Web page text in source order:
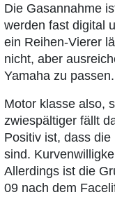
Die Gasannahme
werden fast digital
ein Reihen-Vierer
nicht, aber
Yamaha zu passen.
Motor klasse also,
zwiespältiger fällt
Positiv ist, dass
sind.
Allerdings ist die
09 nach dem